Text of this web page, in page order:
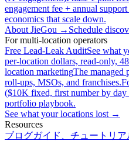
engagement fee + annual
economics that scale down.
About JieGou → Schedule
For multi-location operators
Free Lead-Leak AuditSee what
per-location dollars, read-only,
location marketingThe managed
roll-ups, MSOs, and franchises.
($10K fixed, first number by
portfolio playbook.
See what your locations lost →
Resources
ブログガイド、チュートリ